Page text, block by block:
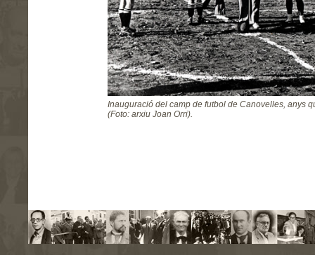
Inauguració del camp de futbol de Canovelles, anys
(Foto: arxiu Joan Orri).